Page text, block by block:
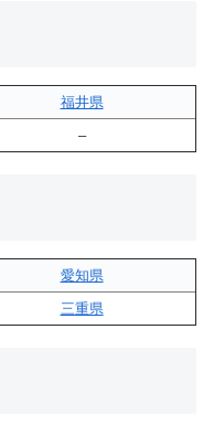
福井県
–
愛知県
三重県